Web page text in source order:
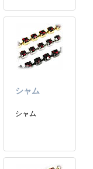
シャム
シャム